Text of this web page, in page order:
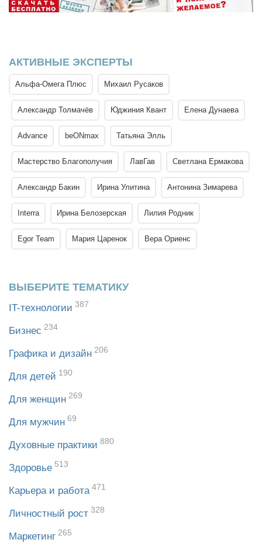
АКТИВНЫЕ ЭКСПЕРТЫ
Альфа-Омега Плюс Михаил Русаков
Александр Толмачёв Юджиния Квант Елена Дунаева
Advance beONmax Татьяна Элль
Мастерство Благополучия ЛавГав Светлана Ермакова
Александр Бакин Ирина Улитина Антонина Зимарева
Interra Ирина Белозерская Лилия Родник
Egor Team Мария Царенок Вера Ориенс
ВЫБЕРИТЕ ТЕМАТИКУ
IT-технологии 387
Бизнес 234
Графика и дизайн 206
Для детей 190
Для женщин 269
Для мужчин 69
Духовные практики 880
Здоровье 513
Карьера и работа 471
Личностный рост 328
Маркетинг 265